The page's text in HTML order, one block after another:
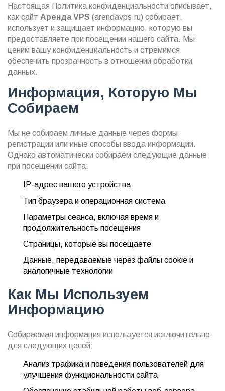
Настоящая Политика конфиденциальности описывает,
как сайт Аренда VPS (arendavps.ru) собирает,
использует и защищает информацию, которую вы
предоставляете при посещении нашего сайта. Мы
ценим вашу конфиденциальность и стремимся
обеспечить прозрачность в отношении обработки
данных.
Информация, Которую Мы
Собираем
Мы не собираем личные данные через формы
регистрации или иные способы ввода информации.
Однако автоматически собираем следующие данные
при посещении сайта:
IP-адрес вашего устройства
Тип браузера и операционная система
Параметры сеанса, включая время и
продолжительность посещения
Страницы, которые вы посещаете
Данные, передаваемые через файлы cookie и
аналогичные технологии
Как Мы Используем
Информацию
Собираемая информация используется исключительно
для следующих целей:
Анализ трафика и поведения пользователей для
улучшения функциональности сайта